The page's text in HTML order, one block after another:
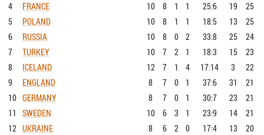
4
FRANCE 10 8 1 1 25:6 19
25
5
POLAND 10 8 1 1 18:5 13
25
6
RUSSIA 10 8 0 2 33:8 25
24
7
TURKEY 10 7 2 1 18:3 15
23
8
ICELAND 12 7 1 4 17:14 3
22
9
ENGLAND 8 7 0 1 37:6 31
21
10 GERMANY 8 7 0 1 30:7 23
21
11
SWEDEN 10 6 3 1 23:9 14
21
12 UKRAINE 8 6 2 0 17:4 13
20